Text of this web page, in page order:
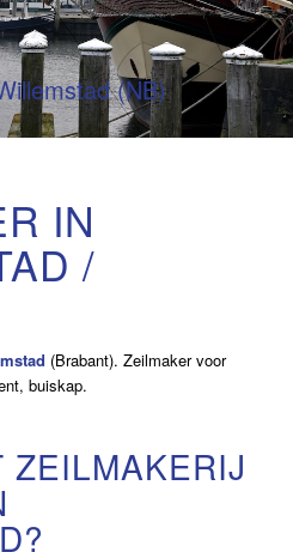
(NB)
IN
/
(Brabant). Zeilmaker voor
buiskap.
ZEILMAKERIJ